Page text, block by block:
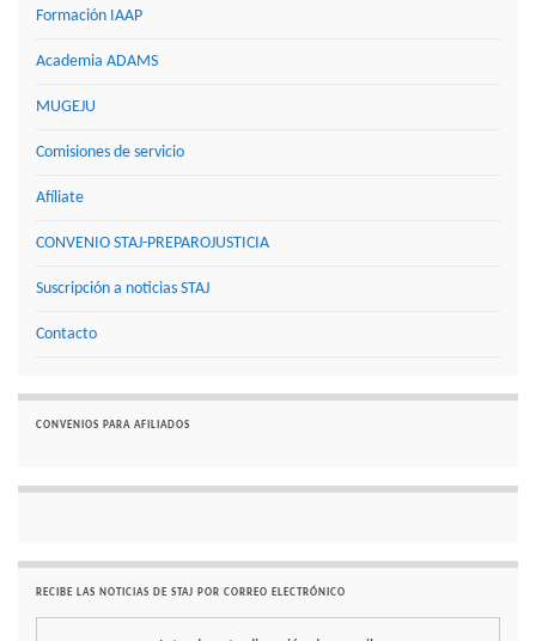
Formación IAAP
Academia ADAMS
MUGEJU
Comisiones de servicio
Afíliate
CONVENIO STAJ-PREPAROJUSTICIA
Suscripción a noticias STAJ
Contacto
CONVENIOS PARA AFILIADOS
RECIBE LAS NOTICIAS DE STAJ POR CORREO ELECTRÓNICO